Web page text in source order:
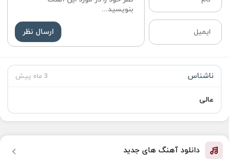
ارسال نظر
ناشناس 3 ماه پیش
عالی
دانلود آهنگ های جدید